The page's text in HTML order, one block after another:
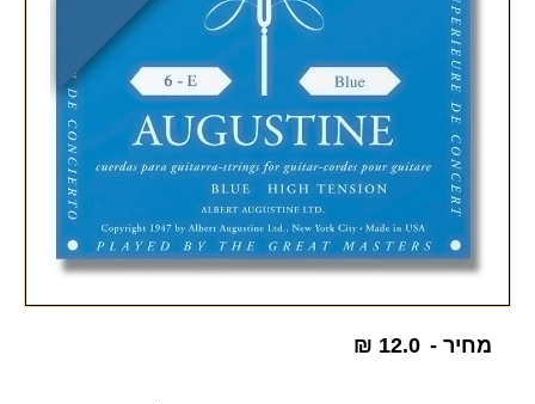
מחיר - ₪ 12.0